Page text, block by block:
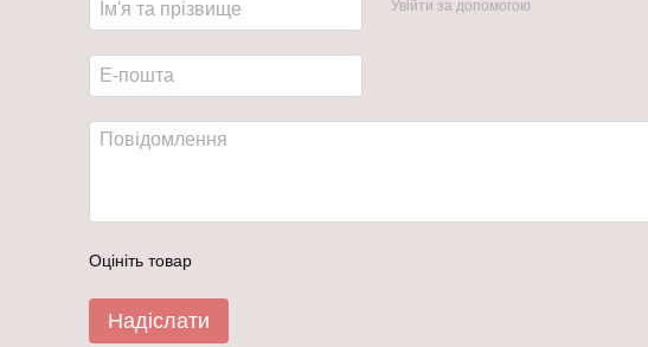
Увійти за допомогою
Оцініть товар
Надіслати